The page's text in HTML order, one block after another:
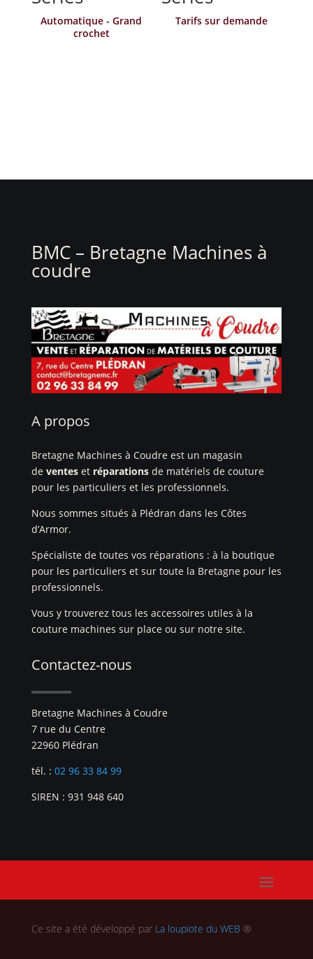
Automatique - Grand
crochet
Tarifs sur demande
BMC – Bretagne Machines à
coudre
A propos
Bretagne Machines à Coudre est un magasin
de ventes et réparations de matériels de couture
pour les particuliers et les professionnels.
Nous sommes situés à Plédran dans les Côtes
d’Armor.
Spécialiste de toutes vos réparations : à la boutique
pour les particuliers et sur toute la Bretagne pour les
professionnels.
Vous y trouverez tous les accessoires utiles à la
couture machines sur place ou sur notre site.
Contactez-nous
Bretagne Machines à Coudre
7 rue du Centre
22960 Plédran
tél. : 02 96 33 84 99
SIREN : 931 948 640
Ce site a été développé par La loupiote du WEB ®